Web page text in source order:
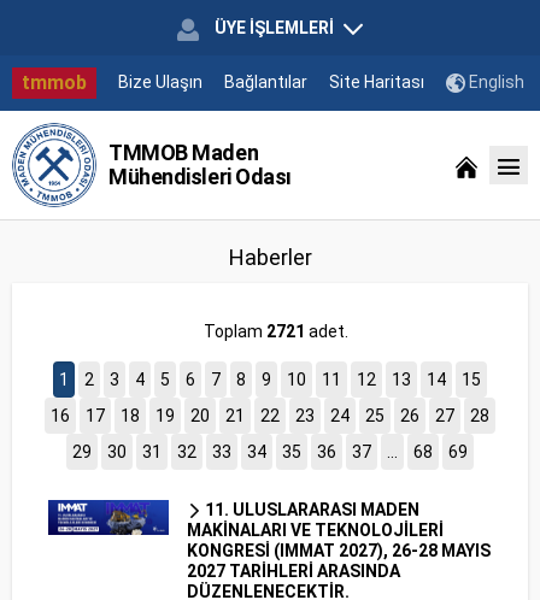
ÜYE İŞLEMLERİ
tmmob Bize Ulaşın Bağlantılar Site Haritası English
TMMOB Maden
Mühendisleri Odası
Haberler
Toplam 2721 adet.
1 2 3 4 5 6 7 8 9 10 11 12 13 14
15
16
17 18 19 20 21 22 23 24 25 26 27
28
29
30 31 32 33 34 35 36 37 68 69
11. ULUSLARARASI MADEN
MAKİNALARI VE TEKNOLOJİLERİ
KONGRESİ (IMMAT 2027), 26-28 MAYIS
2027 TARİHLERİ ARASINDA
DÜZENLENECEKTİR.